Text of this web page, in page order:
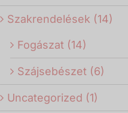
Szakrendelések (14)
Fogászat (14)
Szájsebészet (6)
Uncategorized (1)